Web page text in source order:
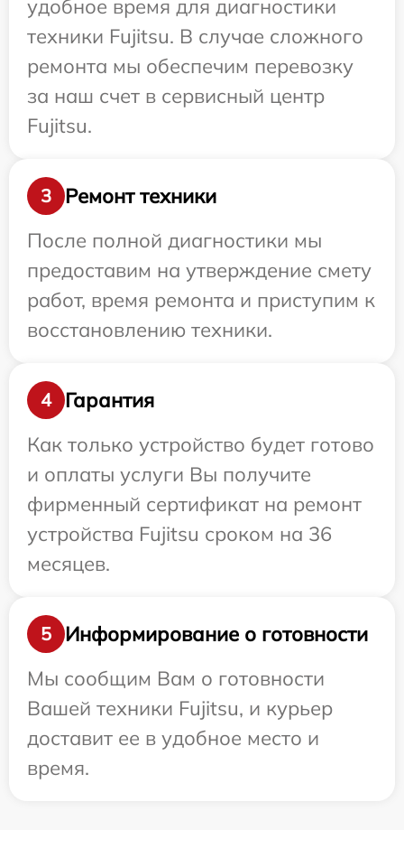
удобное время для диагностики
техники Fujitsu. В случае сложного
ремонта мы обеспечим перевозку
за наш счет в сервисный центр
Fujitsu.
3
Ремонт техники
После полной диагностики мы
предоставим на утверждение смету
работ, время ремонта и приступим к
восстановлению техники.
4
Гарантия
Как только устройство будет готово
и оплаты услуги Вы получите
фирменный сертификат на ремонт
устройства Fujitsu сроком на 36
месяцев.
5
Информирование о готовности
Мы сообщим Вам о готовности
Вашей техники Fujitsu, и курьер
доставит ее в удобное место и
время.